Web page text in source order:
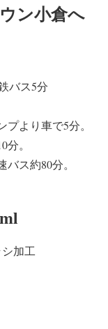
ン小倉へ
バス5分
より車で5分。
。
ス約80分。
加工